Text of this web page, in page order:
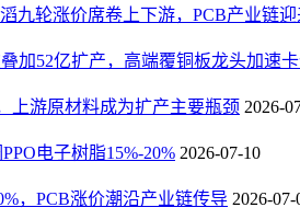
九轮涨价席卷上下游，PCB产业链
加52亿扩产，高端覆铜板龙头加速
上游原材料成为扩产主要瓶颈 2026-
电子树脂15%-20% 2026-07-10
，PCB涨价潮沿产业链传导 2026-07-